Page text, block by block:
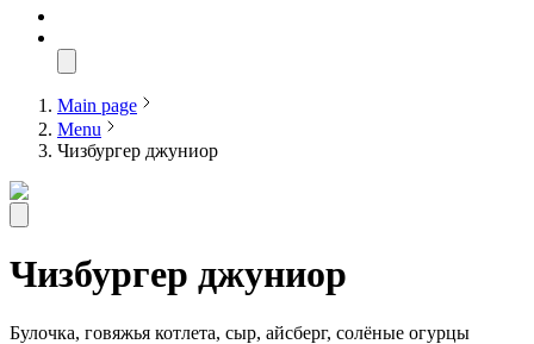
Main page
Menu
Чизбургер джуниор
Чизбургер джуниор
Булочка, говяжья котлета, сыр, айсберг, солёные огурцы